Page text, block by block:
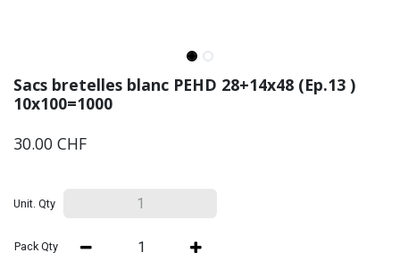
Sacs bretelles blanc PEHD 28+14x48 (Ep.13 )
10x100=1000
30.00 CHF
Unit. Qty
Pack Qty